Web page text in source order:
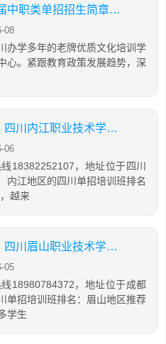
四川考仕通首先教育2027届中职类单招招生简章（语数外+中职专业技能）
08
办学多年的老牌优质文化培训学
心。紧跟教育政策发展趋势，深
四川单招培训班排名内江，四川内江职业技术学校单招
06
18382252107，地址位于四川
内江地区的四川单招培训班排名
越来
四川单招培训班排名眉山，四川眉山职业技术学院单招
05
18980784372，地址位于成都
单招培训班排名：眉山地区推荐
学生